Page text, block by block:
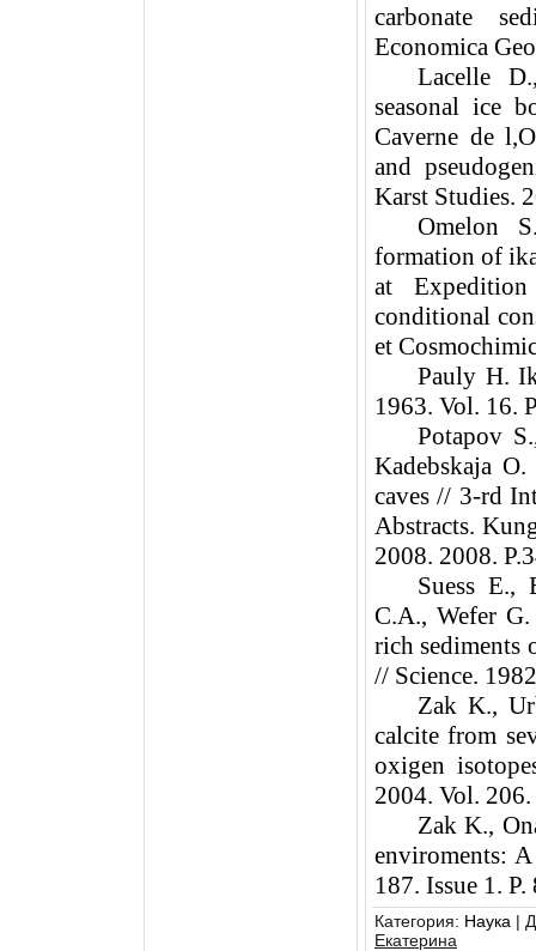
carbonate
Economica
Lacelle
seasonal ice
Caverne de
and
Karst Studies.
Omelon
formation of
at
conditional
et
Pauly H.
1963. Vol. 16.
Potapov
Kadebskaja
caves // 3-rd
Abstracts.
2008. 2008.
Suess E.,
C.A., Wefer
rich sediments
// Science.
Zak K.,
calcite from
oxigen
2004. Vol.
Zak K.,
enviroments:
187. Issue 1.
Категория: Наука |
Екатерина